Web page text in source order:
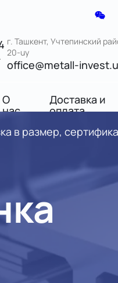
г. Ташкент, Учтепинский
20-uy
office@metall-
О
нас
Доставка и
оплата
в размер,